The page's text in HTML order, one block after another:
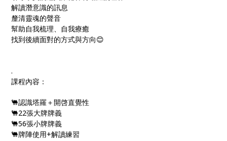
解讀潛意識的訊息
釐清靈魂的聲音
幫助自我梳理、自我療癒
找到後續面對的方式與方向😊
.
課程內容：
🐫認識塔羅＋開啓直覺性
🐫22張大牌牌義
🐫56張小牌牌義
🐫牌陣使用+解讀練習